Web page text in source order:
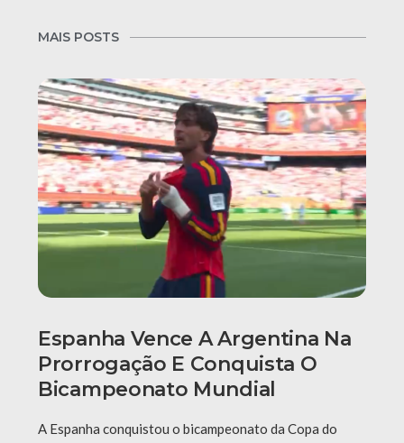
MAIS POSTS
Espanha Vence A Argentina Na
Prorrogação E Conquista O
Bicampeonato Mundial
A Espanha conquistou o bicampeonato da Copa do